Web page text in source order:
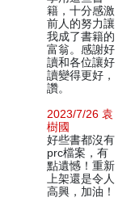
籍，十分感激
前人的努力讓
我成了書籍的
富翁。感謝好
讀和各位讓好
讀變得更好，
讚。
2023/7/26 袁
樹國
好些書都沒有
prc檔案，有
點遺憾！重新
上架還是令人
高興，加油！